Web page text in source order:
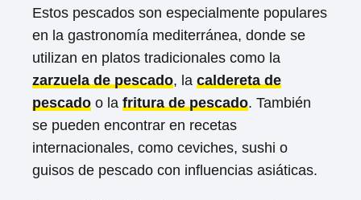
Estos pescados son especialmente populares
en la gastronomía mediterránea, donde se
utilizan en platos tradicionales como la
zarzuela de pescado, la caldereta de
pescado o la fritura de pescado. También
se pueden encontrar en recetas
internacionales, como ceviches, sushi o
guisos de pescado con influencias asiáticas.